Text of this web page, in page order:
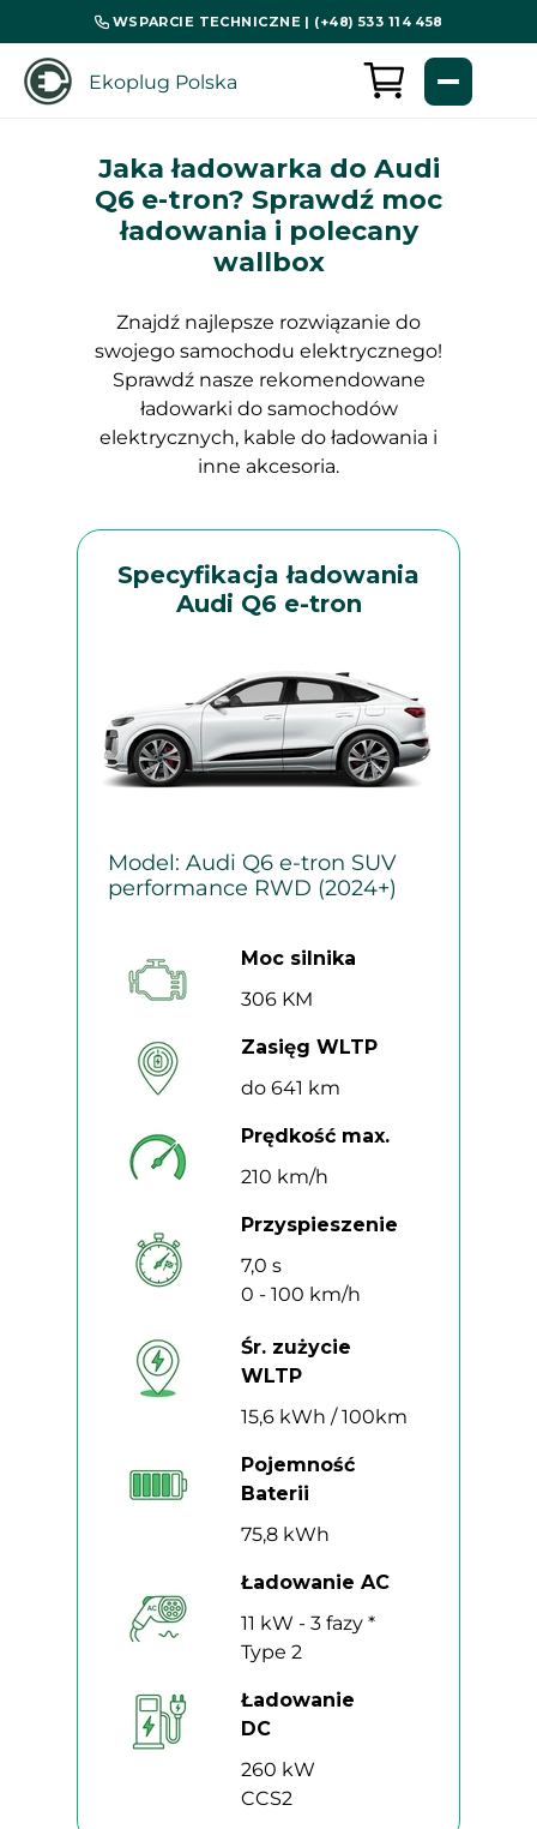
WSPARCIE TECHNICZNE | (+48) 533 114 458
Ekoplug Polska
260 kW
CCS2
Ładowanie
DC
11 kW - 3 fazy *
Type 2
Ładowanie AC
75,8 kWh
Pojemność
Baterii
15,6 kWh / 100km
Śr. zużycie
WLTP
7,0 s
0 - 100 km/h
Przyspieszenie
210 km/h
Prędkość max.
do 641 km
Zasięg WLTP
306 KM
Moc silnika
Specyfikacja ładowania
Audi Q6 e-tron
Model: Audi Q6 e-tron SUV
performance RWD (2024+)
Znajdź najlepsze rozwiązanie do
swojego samochodu elektrycznego!
Sprawdź nasze rekomendowane
ładowarki do samochodów
elektrycznych, kable do ładowania i
inne akcesoria.
Jaka ładowarka do Audi
Q6 e-tron? Sprawdź moc
ładowania i polecany
wallbox